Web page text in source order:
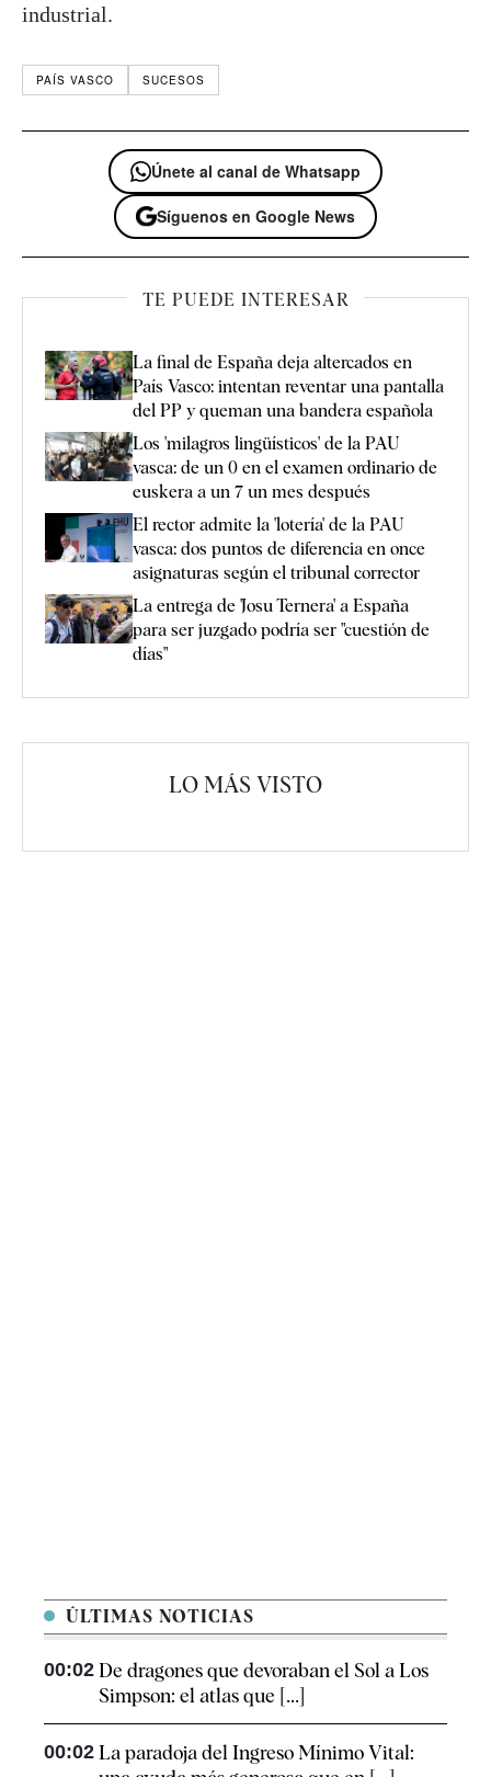
industrial.
PAÍS VASCO SUCESOS
Únete al canal de Whatsapp
Síguenos en Google News
TE PUEDE INTERESAR
La final de España deja altercados en
País Vasco: intentan reventar una pantalla
del PP y queman una bandera española
Los 'milagros lingüísticos' de la PAU
vasca: de un 0 en el examen ordinario de
euskera a un 7 un mes después
El rector admite la 'lotería' de la PAU
vasca: dos puntos de diferencia en once
asignaturas según el tribunal corrector
La entrega de 'Josu Ternera' a España
para ser juzgado podría ser "cuestión de
días"
LO MÁS VISTO
ÚLTIMAS NOTICIAS
00:02 De dragones que devoraban el Sol a Los
Simpson: el atlas que [...]
00:02 La paradoja del Ingreso Mínimo Vital: